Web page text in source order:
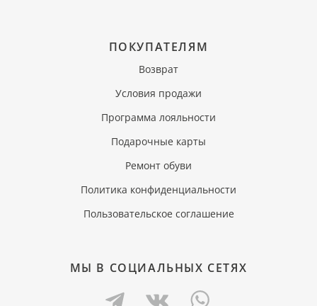
ПОКУПАТЕЛЯМ
Возврат
Условия продажи
Программа лояльности
Подарочные карты
Ремонт обуви
Политика конфиденциальности
Пользовательское соглашение
МЫ В СОЦИАЛЬНЫХ СЕТЯХ